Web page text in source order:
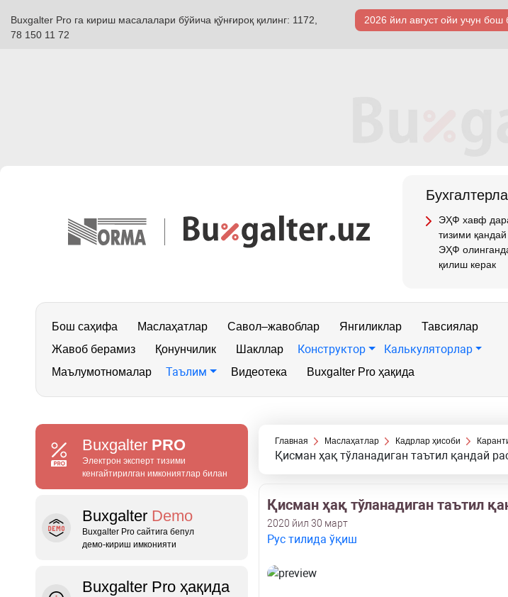
Buxgalter Pro га кириш масалалари бўйича қўнғироқ қилинг: 1172,
78 150 11 72
2026 йил август ойи учун бош
ЭҲФ хавф
тизими
ЭҲФ
қилиш керак
Бош саҳифа Маслаҳатлар Савол–жавоблар Янгиликлар
Тавсиялар
Жавоб берамиз
Қонунчилик Шакллар Конструктор Калькуляторлар
Маълумотномалар Таълим Видеотека Buxgalter Pro ҳақида
Buxgalter PRO
Электрон эксперт тизими
кенгайтирилган имкониятлар билан
Buxgalter Demo
Buxgalter Pro сайтига бепул
демо‑кириш имконияти
Buxgalter Pro ҳақида
Главная Маслаҳатлар Кадрлар ҳисоби
Қисман ҳақ тўланадиган таътил қандай
Қисман ҳақ тўланадиган таътил
2020 йил 30 март
Рус тилида ўқиш